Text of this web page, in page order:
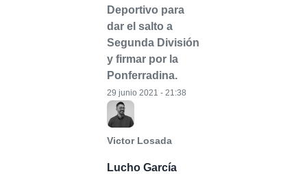
Deportivo para
dar el salto a
Segunda División
y firmar por la
Ponferradina.
Victor Losada
29 junio 2021 - 21:38
Lucho García